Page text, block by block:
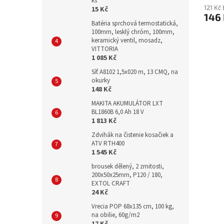
15 Kč
Batéria sprchová termostatická,
100mm, lesklý chróm, 100mm,
keramický ventil, mosadz,
VITTORIA
1 085 Kč
Síť A8102 1,5x020 m, 13 CMQ, na
okurky
148 Kč
MAKITA AKUMULÁTOR LXT
BL1860B 6,0 Ah 18 V
1 813 Kč
Zdvihák na čistenie kosačiek a
ATV RTH400
1 545 Kč
brousek dělený, 2 zrnitosti,
200x50x25mm, P120 / 180,
EXTOL CRAFT
24 Kč
Vrecia POP 68x135 cm, 100 kg,
na obilie, 60g/m2
121 Kč
146